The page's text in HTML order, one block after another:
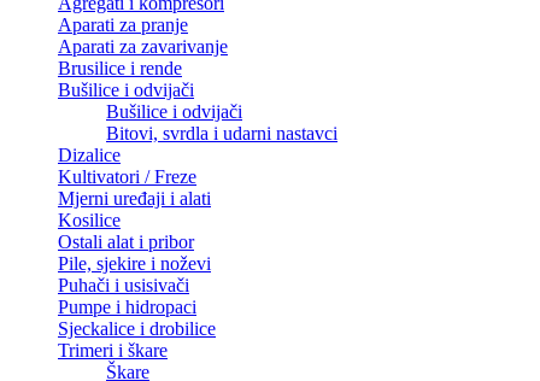
Aparati za pranje
Aparati za zavarivanje
Brusilice i rende
Bušilice i odvijači
Bušilice i odvijači
Bitovi, svrdla i udarni nastavci
Dizalice
Kultivatori / Freze
Mjerni uređaji i alati
Kosilice
Ostali alat i pribor
Pile, sjekire i noževi
Puhači i usisivači
Pumpe i hidropaci
Sjeckalice i drobilice
Trimeri i škare
Škare